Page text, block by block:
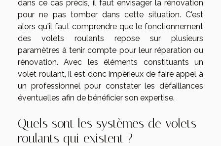
dans ce cas précis, il faut envisager la rénovation
pour ne pas tomber dans cette situation. C'est
alors qu'il faut comprendre que le fonctionnement
des volets roulants repose sur plusieurs
paramètres à tenir compte pour leur réparation ou
rénovation. Avec les éléments constituants un
volet roulant, il est donc impérieux de faire appel à
un professionnel pour constater les défaillances
éventuelles afin de bénéficier son expertise.
Quels sont les systèmes de volets
roulants qui existent ?